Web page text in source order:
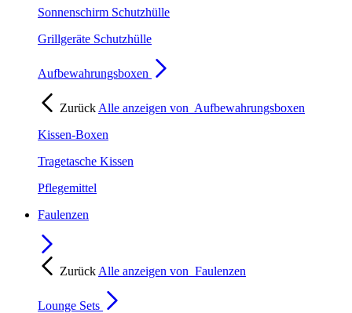
Sonnenschirm Schutzhülle
Grillgeräte Schutzhülle
Aufbewahrungsboxen
Zurück Alle anzeigen von Aufbewahrungsboxen
Kissen-Boxen
Tragetasche Kissen
Pflegemittel
Faulenzen
Zurück Alle anzeigen von Faulenzen
Lounge Sets